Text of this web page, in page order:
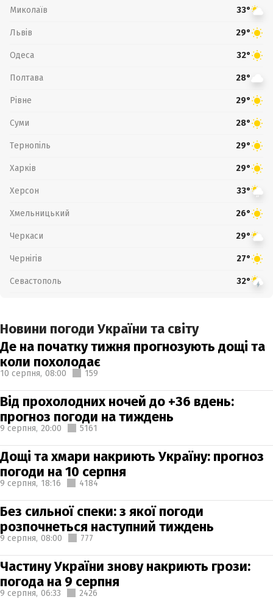
Миколаїв 33°
Львів 29°
Одеса 32°
Полтава 28°
Рівне 29°
Суми 28°
Тернопіль 29°
Харків 29°
Херсон 33°
Хмельницький 26°
Черкаси 29°
Чернігів 27°
Севастополь 32°
Новини погоди України та світу
Де на початку тижня прогнозують дощі та
коли похолодає
10 серпня, 08:00 159
Від прохолодних ночей до +36 вдень:
прогноз погоди на тиждень
9 серпня, 20:00 5161
Дощі та хмари накриють Україну: прогноз
погоди на 10 серпня
9 серпня, 18:16 4184
Без сильної спеки: з якої погоди
розпочнеться наступний тиждень
9 серпня, 08:00 777
Частину України знову накриють грози:
погода на 9 серпня
9 серпня, 06:33 2426